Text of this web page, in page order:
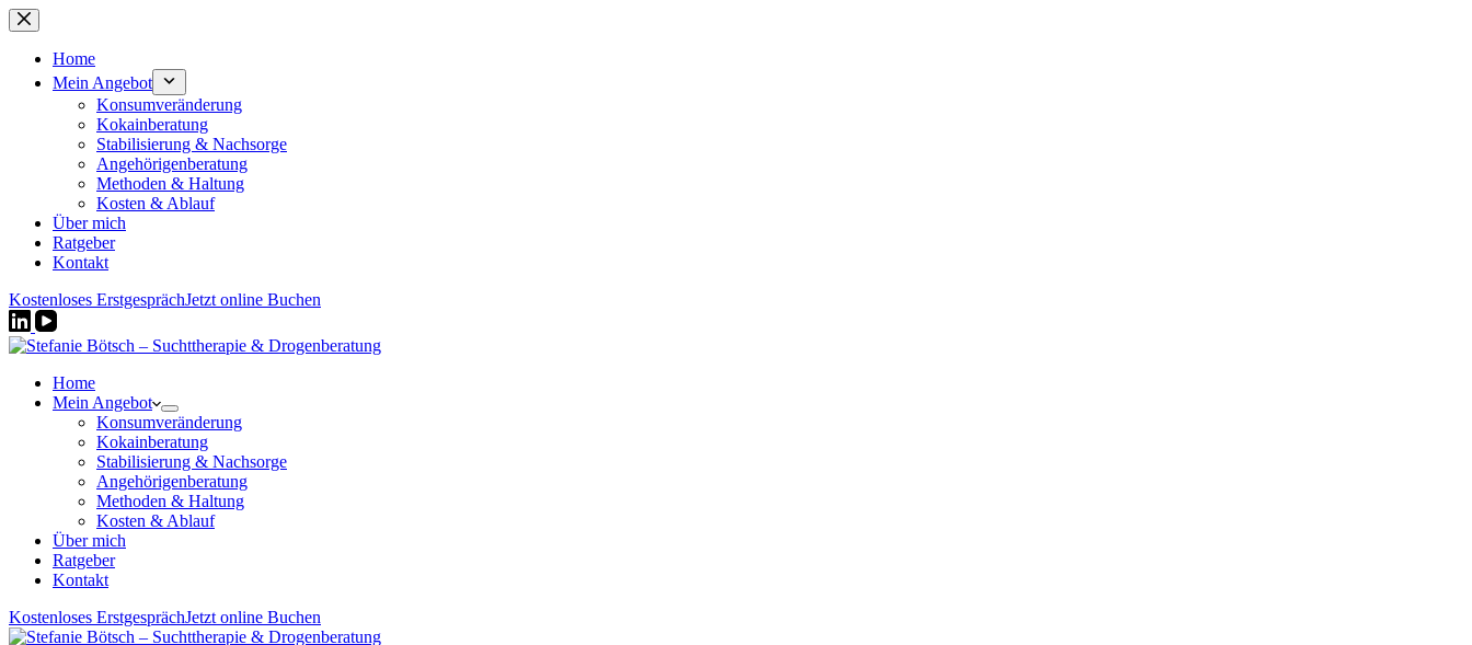
Zum
Inhalt
springenHome
Mein Angebot
Konsumveränderung
Kokainberatung
Stabilisierung & Nachsorge
Angehörigenberatung
Methoden & Haltung
Kosten & Ablauf
Über mich
Ratgeber
Kontakt
Kostenloses ErstgesprächJetzt online Buchen
Home
Mein Angebot
Konsumveränderung
Kokainberatung
Stabilisierung & Nachsorge
Angehörigenberatung
Methoden & Haltung
Kosten & Ablauf
Über mich
Ratgeber
Kontakt
Kostenloses ErstgesprächJetzt online Buchen